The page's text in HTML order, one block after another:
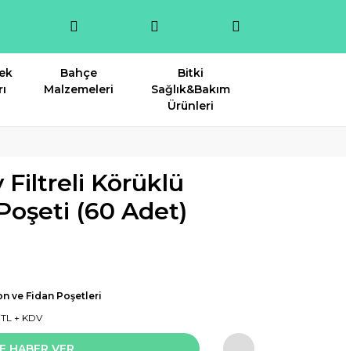
Bahçe
Malzemeleri
Bitki
Sağlık&Bakım
Ürünleri
Filtreli Körüklü
(60 Adet)
ve Fidan Poşetleri
+ KDV